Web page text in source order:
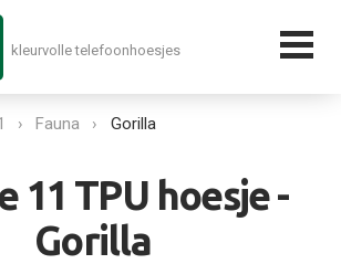
kleurvolle telefoonhoesjes
Fauna Gorilla
11 TPU hoesje -
Gorilla